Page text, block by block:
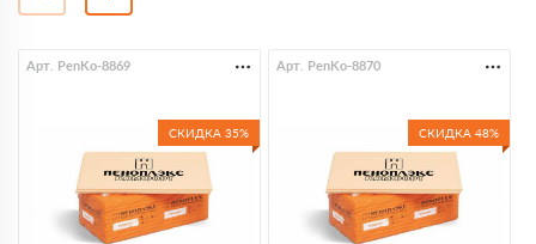
СКИДКА 35%
Арт. PenKo-8869
СКИДКА 48%
Арт. PenKo-8870